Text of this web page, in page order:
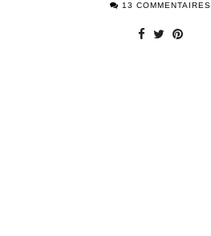
13 COMMENTAIRES